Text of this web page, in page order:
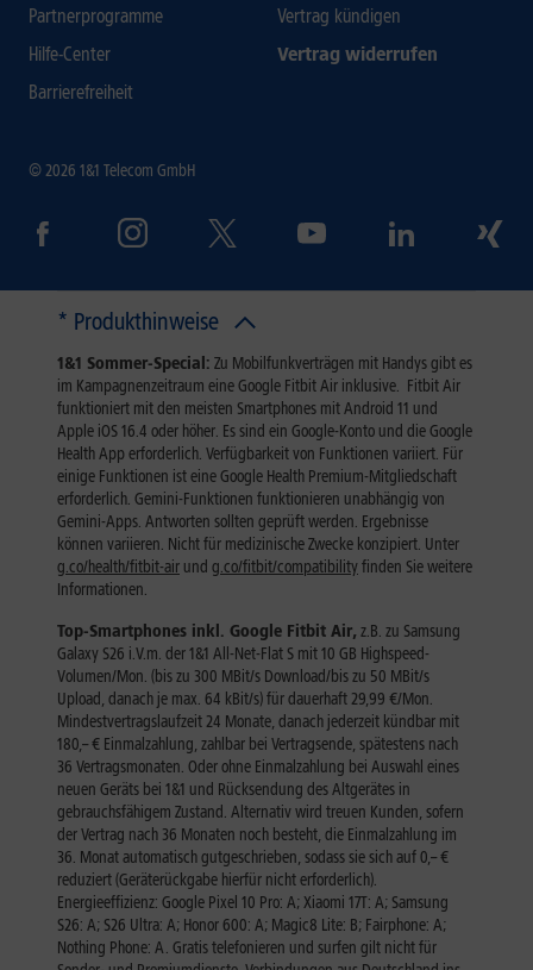
Partnerprogramme
Hilfe-Center
Barrierefreiheit
Vertrag kündigen
Vertrag widerrufen
© 2026 1&1 Telecom GmbH